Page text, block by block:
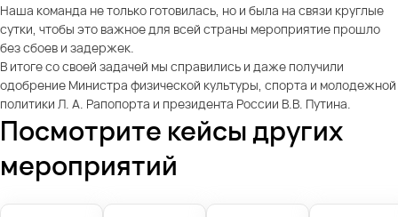
Наша команда не только готовилась, но и была на связи круглые
сутки, чтобы это важное для всей страны мероприятие прошло
без сбоев и задержек.
В итоге со своей задачей мы справились и даже получили
одобрение Министра физической культуры, спорта и молодежной
политики Л. А. Рапопорта и президента России В.В. Путина.
Посмотрите кейсы других
мероприятий